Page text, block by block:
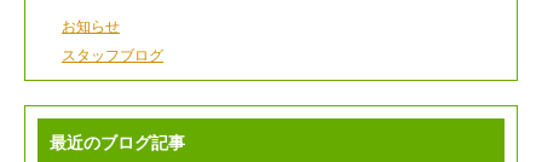
お知らせ
スタッフブログ
最近のブログ記事